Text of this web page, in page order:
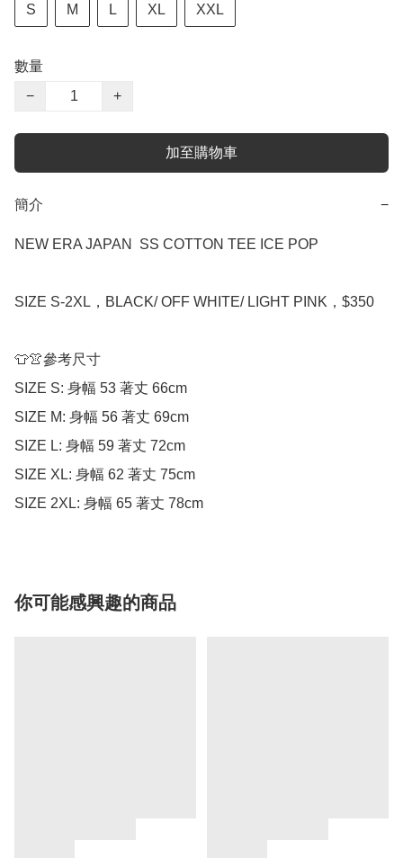
S M L XL XXL
數量
−
+
加至購物車
簡介 −
NEW ERA JAPAN  SS COTTON TEE ICE POP
SIZE S-2XL，BLACK/ OFF WHITE/ LIGHT PINK，$350
👕👚參考尺寸
SIZE S: 身幅 53 著丈 66cm
SIZE M: 身幅 56 著丈 69cm
SIZE L: 身幅 59 著丈 72cm
SIZE XL: 身幅 62 著丈 75cm
SIZE 2XL: 身幅 65 著丈 78cm
你可能感興趣的商品